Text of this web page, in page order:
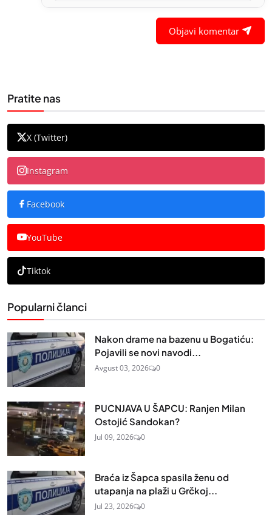
Objavi komentar
Pratite nas
X (Twitter)
Instagram
Facebook
YouTube
Tiktok
Popularni članci
Nakon drame na bazenu u Bogatiću:
Pojavili se novi navodi...
Avgust 03, 2026 0
PUCNJAVA U ŠAPCU: Ranjen Milan
Ostojić Sandokan?
Jul 09, 2026 0
Braća iz Šapca spasila ženu od
utapanja na plaži u Grčkoj...
Jul 23, 2026 0